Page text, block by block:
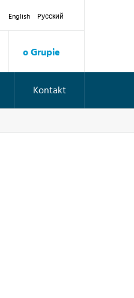
English Pусский
o Grupie
Kontakt